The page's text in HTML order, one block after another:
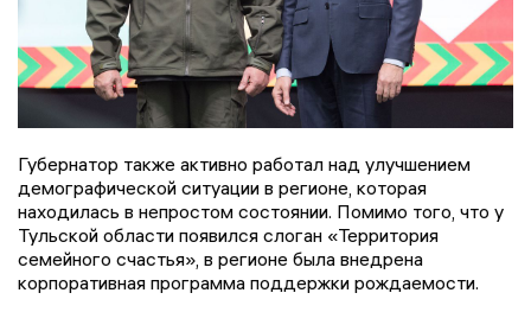
Губернатор также активно работал над улучшением
демографической ситуации в регионе, которая
находилась в непростом состоянии. Помимо того, что у
Тульской области появился слоган «Территория
семейного счастья», в регионе была внедрена
корпоративная программа поддержки рождаемости.